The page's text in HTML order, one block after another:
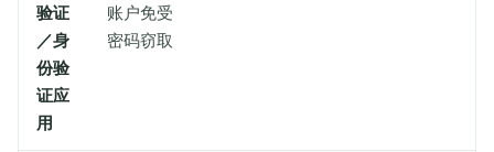
验证
／身
份验
证应
用
账户免受
密码窃取